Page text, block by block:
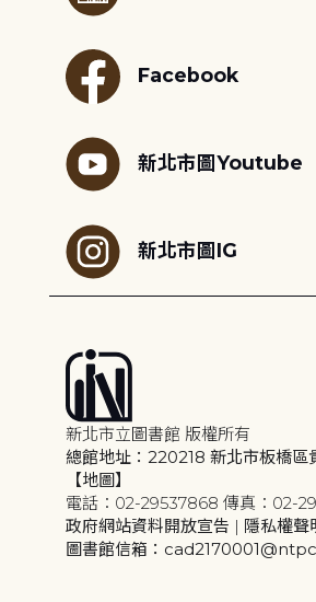
Facebook
新北市圖Youtube
新北市圖IG
新北市立圖書館 版權所有
總館地址：220218 新北市板橋區
【地圖】
電話：02-29537868 傳真：02-
政府網站資料開放宣告 | 隱私權聲
圖書館信箱：